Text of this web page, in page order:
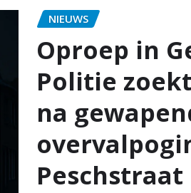
NIEUWS
Oproep in
Politie
na
Peschstraat